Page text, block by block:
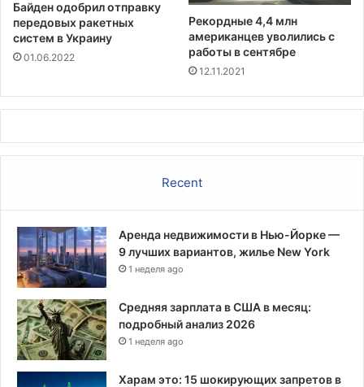
и
и
и
з
ф
н
а
Т
с
Байден одобрил отправку
передовых ракетных
систем в Украину
01.06.2022
Рекордные 4,4 млн
американцев уволились с
работы в сентябре
12.11.2021
Recent
Аренда недвижимости в Нью-Йорке —
9 лучших вариантов, жилье New York
1 неделя ago
Средняя зарплата в США в месяц:
подробный анализ 2026
1 неделя ago
Харам это: 15 шокирующих запретов в